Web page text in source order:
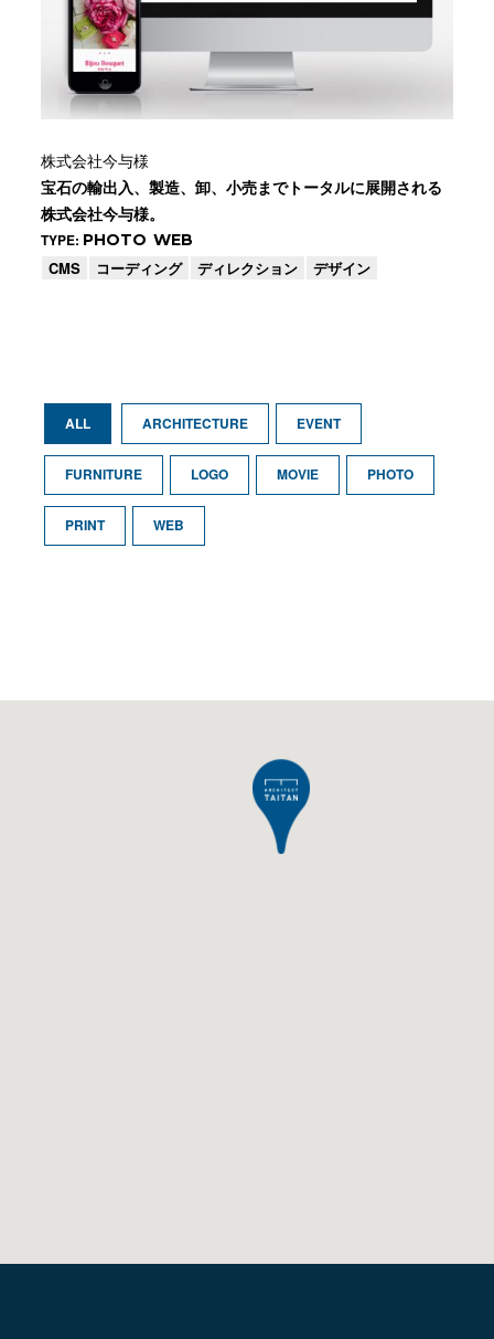
株式会社今与様
宝石の輸出入、製造、卸、小売までトータルに展開される
株式会社今与様。
TYPE: PHOTO WEB
CMS コーディング ディレクション デザイン
ALL ARCHITECTURE EVENT
FURNITURE LOGO MOVIE PHOTO
PRINT WEB